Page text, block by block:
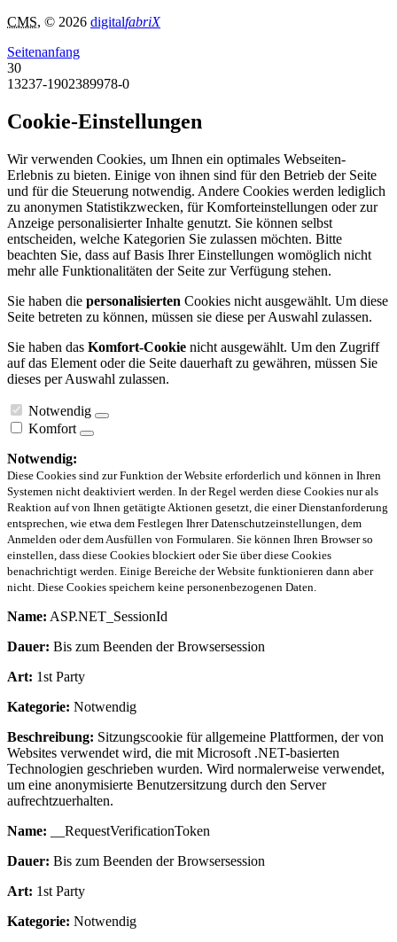
CMS, © 2026 digitalfabriX
Seitenanfang
30
13237-1902389978-0
Cookie-Einstellungen
Wir verwenden Cookies, um Ihnen ein optimales Webseiten-
Erlebnis zu bieten. Einige von ihnen sind für den Betrieb der Seite
und für die Steuerung notwendig. Andere Cookies werden lediglich
zu anonymen Statistikzwecken, für Komforteinstellungen oder zur
Anzeige personalisierter Inhalte genutzt. Sie können selbst
entscheiden, welche Kategorien Sie zulassen möchten. Bitte
beachten Sie, dass auf Basis Ihrer Einstellungen womöglich nicht
mehr alle Funktionalitäten der Seite zur Verfügung stehen.
Sie haben die personalisierten Cookies nicht ausgewählt. Um diese
Seite betreten zu können, müssen sie diese per Auswahl zulassen.
Sie haben das Komfort-Cookie nicht ausgewählt. Um den Zugriff
auf das Element oder die Seite dauerhaft zu gewähren, müssen Sie
dieses per Auswahl zulassen.
Notwendig
Komfort
Notwendig:
Diese Cookies sind zur Funktion der Website erforderlich und können in Ihren
Systemen nicht deaktiviert werden. In der Regel werden diese Cookies nur als
Reaktion auf von Ihnen getätigte Aktionen gesetzt, die einer Dienstanforderung
entsprechen, wie etwa dem Festlegen Ihrer Datenschutzeinstellungen, dem
Anmelden oder dem Ausfüllen von Formularen. Sie können Ihren Browser so
einstellen, dass diese Cookies blockiert oder Sie über diese Cookies
benachrichtigt werden. Einige Bereiche der Website funktionieren dann aber
nicht. Diese Cookies speichern keine personenbezogenen Daten.
Name: ASP.NET_SessionId
Dauer: Bis zum Beenden der Browsersession
Art: 1st Party
Kategorie: Notwendig
Beschreibung: Sitzungscookie für allgemeine Plattformen, der von
Websites verwendet wird, die mit Microsoft .NET-basierten
Technologien geschrieben wurden. Wird normalerweise verwendet,
um eine anonymisierte Benutzersitzung durch den Server
aufrechtzuerhalten.
Name: __RequestVerificationToken
Dauer: Bis zum Beenden der Browsersession
Art: 1st Party
Kategorie: Notwendig